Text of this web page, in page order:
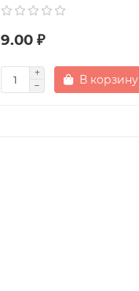
9.00 ₽
В корзину